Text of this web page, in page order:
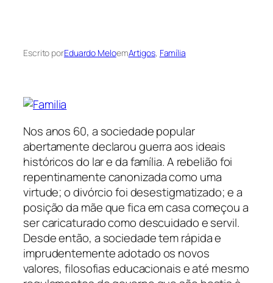
Escrito porEduardo MeloemArtigos, Família
Nos anos 60, a sociedade popular
abertamente declarou guerra aos ideais
históricos do lar e da família. A rebelião foi
repentinamente canonizada como uma
virtude; o divórcio foi desestigmatizado; e a
posição da mãe que fica em casa começou a
ser caricaturado como descuidado e servil.
Desde então, a sociedade tem rápida e
imprudentemente adotado os novos
valores, filosofias educacionais e até mesmo